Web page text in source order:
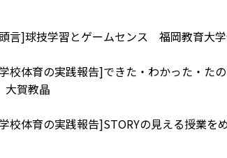
言]球技学習とゲームセンス 福岡教育大
校体育の実践報告]できた・わかった・た
賀教晶
校体育の実践報告]STORYの見える授業